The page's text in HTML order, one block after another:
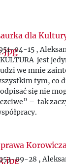
dla
04-15 ,
jest
we mnie
tym, co
się nie
– tak
09-28 ,